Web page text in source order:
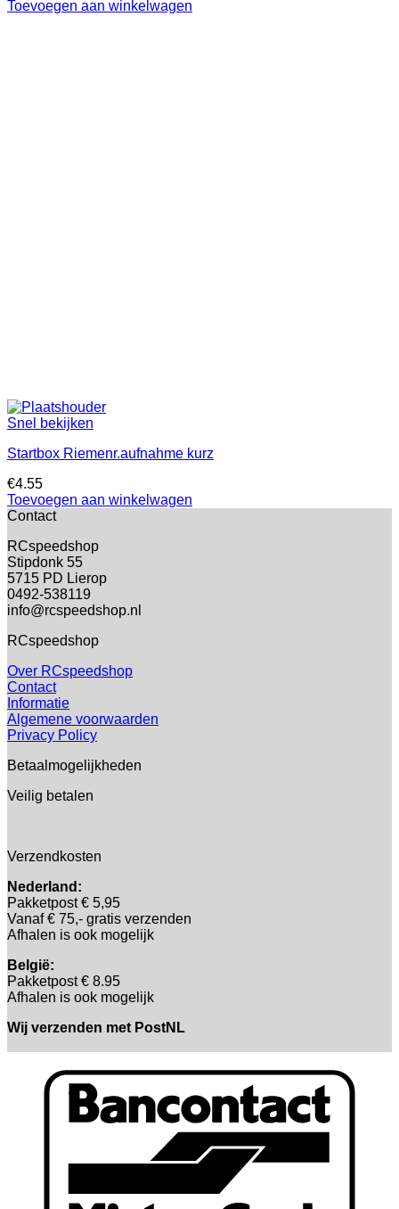
Toevoegen aan winkelwagen
Snel bekijken
Startbox Riemenr.aufnahme kurz
€4.55
Toevoegen aan winkelwagen
Contact
RCspeedshop
Stipdonk 55
5715 PD Lierop
0492-538119
info@rcspeedshop.nl
RCspeedshop
Over RCspeedshop
Contact
Informatie
Algemene voorwaarden
Privacy Policy
Betaalmogelijkheden
Veilig betalen
Verzendkosten
Nederland:
Pakketpost € 5,95
Vanaf € 75,- gratis verzenden
Afhalen is ook mogelijk
België:
Pakketpost € 8.95
Afhalen is ook mogelijk
Wij verzenden met PostNL